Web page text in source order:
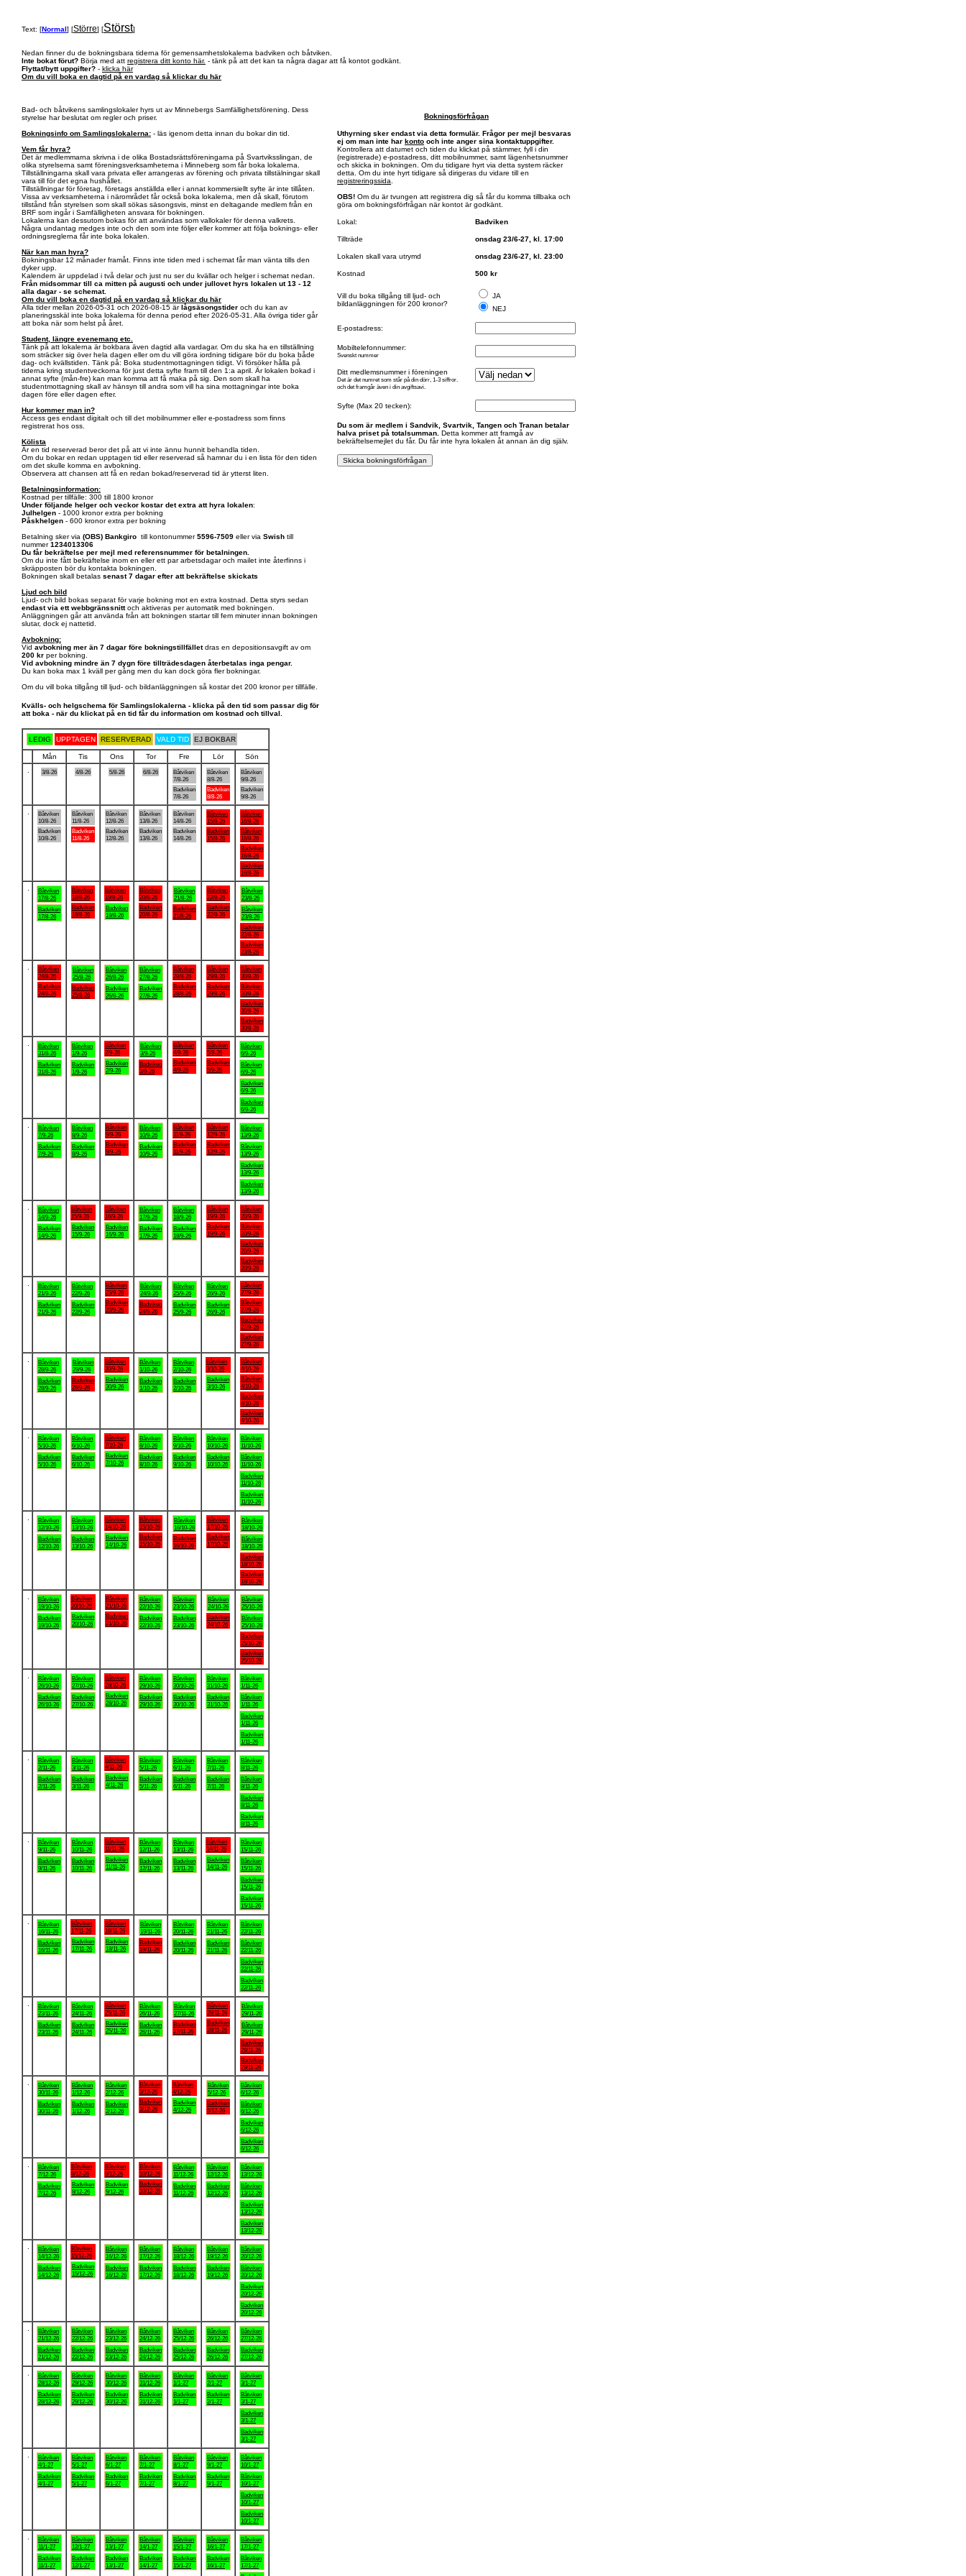
Text: [Normal] [Större] [Störst]
Nedan finner du de bokningsbara tiderna för gemensamhetslokalerna badviken och båtviken.
Inte bokat förut? Börja med att registrera ditt konto här. - tänk på att det kan ta några dagar att få kontot godkänt.
Flyttat/bytt uppgifter? - klicka här
Om du vill boka en dagtid på en vardag så klickar du här
Bad- och båtvikens samlingslokaler hyrs ut av Minnebergs Samfällighetsförening. Dess
styrelse har beslutat om regler och priser.
Bokningsinfo om Samlingslokalerna: - läs igenom detta innan du bokar din tid.
Vem får hyra?
Det är medlemmarna skrivna i de olika Bostadsrättsföreningarna på Svartviksslingan, de
olika styrelserna samt föreningsverksamheterna i Minneberg som får boka lokalerna.
Tillställningarna skall vara privata eller arrangeras av förening och privata tillstälningar skall
vara till för det egna hushållet.
Tillställningar för företag, företags anställda eller i annat kommersiellt syfte är inte tillåten.
Vissa av verksamheterna i närområdet får också boka lokalerna, men då skall, förutom
tillstånd från styrelsen som skall sökas säsongsvis, minst en deltagande medlem från en
BRF som ingår i Samfälligheten ansvara för bokningen.
Lokalerna kan dessutom bokas för att användas som vallokaler för denna valkrets.
Några undantag medges inte och den som inte följer eller kommer att följa boknings- eller
ordningsreglerna får inte boka lokalen.
När kan man hyra?
Bokningsbar 12 månader framåt. Finns inte tiden med i schemat får man vänta tills den
dyker upp.
Kalendern är uppdelad i två delar och just nu ser du kvällar och helger i schemat nedan.
Från midsommar till ca mitten på augusti och under jullovet hyrs lokalen ut 13 - 12
alla dagar - se schemat.
Om du vill boka en dagtid på en vardag så klickar du här
Alla tider mellan 2026-05-31 och 2026-08-15 ärlågsäsongstider och du kan av
planeringsskäl inte boka lokalerna för denna period efter 2026-05-31. Alla övriga tider går
att boka när som helst på året.
Student, längre evenemang etc.
Tänk på att lokalerna är bokbara även dagtid alla vardagar. Om du ska ha en tillställning
som sträcker sig över hela dagen eller om du vill göra iordning tidigare bör du boka både
dag- och kvällstiden. Tänk på: Boka studentmottagningen tidigt. Vi försöker hålla på
tiderna kring studentveckorna för just detta syfte fram till den 1:a april. Är lokalen bokad i
annat syfte (mån-fre) kan man komma att få maka på sig. Den som skall ha
studentmottagning skall av hänsyn till andra som vill ha sina mottagningar inte boka
dagen före eller dagen efter.
Hur kommer man in?
Access ges endast digitalt och till det mobilnummer eller e-postadress som finns
registrerat hos oss.
Kölista
Är en tid reserverad beror det på att vi inte ännu hunnit behandla tiden.
Om du bokar en redan upptagen tid eller reserverad så hamnar du i en lista för den tiden
om det skulle komma en avbokning.
Observera att chansen att få en redan bokad/reserverad tid är ytterst liten.
Betalningsinformation:
Kostnad per tillfälle: 300 till 1800 kronor
Under följande helger och veckor kostar det extra att hyra lokalen:
Julhelgen - 1000 kronor extra per bokning
Påskhelgen - 600 kronor extra per bokning
Betalning sker via (OBS) Bankgiro till kontonummer5596-7509 eller via Swish till
nummer1234013306
Du får bekräftelse per mejl med referensnummer för betalningen.
Om du inte fått bekräftelse inom en eller ett par arbetsdagar och mailet inte återfinns i
skräpposten bör du kontakta bokningen.
Bokningen skall betalas senast 7 dagar efter att bekräftelse skickats
Ljud och bild
Ljud- och bild bokas separat för varje bokning mot en extra kostnad. Detta styrs sedan
endast via ett webbgränssnittoch aktiveras per automatik med bokningen.
Anläggningen går att använda från att bokningen startar till fem minuter innan bokningen
slutar, dock ej nattetid.
Avbokning:
Vid avbokning mer än 7 dagar före bokningstillfälletdras en depositionsavgift av om
200 kr per bokning.
Vid avbokning mindre än 7 dygn före tillträdesdagen återbetalas inga pengar.
Du kan boka max 1 kväll per gång men du kan dock göra fler bokningar.
Om du vill boka tillgång till ljud- och bildanläggningen så kostar det 200 kronor per tillfälle.
Bokningsförfrågan
Uthyrning sker endast via detta formulär. Frågor per mejl besvaras
ej om man inte har konto och inte anger sina kontaktuppgifter.
Kontrollera att datumet och tiden du klickat på stämmer, fyll i din
(registrerade) e-postadress, ditt mobilnummer, samt lägenhetsnummer
och skicka in bokningen. Om du tidigare hyrt via detta system räcker
detta. Om du inte hyrt tidigare så dirigeras du vidare till en
registreringssida
OBS! Om du är tvungen att registrera dig så får du komma tillbaka och
göra om bokningsförfrågan när kontot är godkänt.
Lokal: Badviken
Tillträde onsdag 23/6-27, kl. 17:00
Lokalen skall vara utrymd onsdag 23/6-27, kl. 23:00
Kostnad 500 kr
Vill du boka tillgång till ljud- och
bildanläggningen för 200 kronor?
JA
NEJ
E-postadress:
Mobiltelefonnummer:
Svenskt nummer
Ditt medlemsnummer i föreningen
Det är det numret som står på din dörr, 1-3 siffror.
och det framgår även i din avgiftsavi.
Syfte (Max 20 tecken):
Du som är medlem i Sandvik, Svartvik, Tangen och Tranan betalar
halva priset på totalsumman. Detta kommer att framgå av
bekräftelsemejlet du får. Du får inte hyra lokalen åt annan än dig själv.
Kvälls- och helgschema för Samlingslokalerna - klicka på den tid som passar dig för
att boka - när du klickat på en tid får du information om kostnad och tillval.
LEDIG UPPTAGEN RESERVERAD VALD TID EJ BOKBAR
Mån Tis Ons Tor Fre Lör
Sön
3/8-26 4/8-26 5/8-26 6/8-26
Båtviken
7/8-26
Badviken
7/8-26
Båtviken
8/8-26
Badviken
8/8-26
Båtviken
9/8-26
Badviken
9/8-26
Båtviken
10/8-26
Badviken
10/8-26
Båtviken
11/8-26
Badviken
11/8-26
Båtviken
12/8-26
Badviken
12/8-26
Båtviken
13/8-26
Badviken
13/8-26
Båtviken
14/8-26
Badviken
14/8-26
Båtviken
15/8-26
Badviken
15/8-26
Båtviken
16/8-26
Båtviken
16/8-26
Badviken
16/8-26
Badviken
16/8-26
Båtviken
17/8-26
Badviken
17/8-26
Båtviken
18/8-26
Badviken
18/8-26
Båtviken
19/8-26
Badviken
19/8-26
Båtviken
20/8-26
Badviken
20/8-26
Båtviken
21/8-26
Badviken
21/8-26
Båtviken
22/8-26
Badviken
22/8-26
Båtviken
23/8-26
Båtviken
23/8-26
Badviken
23/8-26
Badviken
23/8-26
Båtviken
24/8-26
Badviken
24/8-26
Båtviken
25/8-26
Badviken
25/8-26
Båtviken
26/8-26
Badviken
26/8-26
Båtviken
27/8-26
Badviken
27/8-26
Båtviken
28/8-26
Badviken
28/8-26
Båtviken
29/8-26
Badviken
29/8-26
Båtviken
30/8-26
Båtviken
30/8-26
Badviken
30/8-26
Badviken
30/8-26
Båtviken
31/8-26
Badviken
31/8-26
Båtviken
1/9-26
Badviken
1/9-26
Båtviken
2/9-26
Badviken
2/9-26
Båtviken
3/9-26
Badviken
3/9-26
Båtviken
4/9-26
Badviken
4/9-26
Båtviken
5/9-26
Badviken
5/9-26
Båtviken
6/9-26
Båtviken
6/9-26
Badviken
6/9-26
Badviken
6/9-26
Båtviken
7/9-26
Badviken
7/9-26
Båtviken
8/9-26
Badviken
8/9-26
Båtviken
9/9-26
Badviken
9/9-26
Båtviken
10/9-26
Badviken
10/9-26
Båtviken
11/9-26
Badviken
11/9-26
Båtviken
12/9-26
Badviken
12/9-26
Båtviken
13/9-26
Båtviken
13/9-26
Badviken
13/9-26
Badviken
13/9-26
Båtviken
14/9-26
Badviken
14/9-26
Båtviken
15/9-26
Badviken
15/9-26
Båtviken
16/9-26
Badviken
16/9-26
Båtviken
17/9-26
Badviken
17/9-26
Båtviken
18/9-26
Badviken
18/9-26
Båtviken
19/9-26
Badviken
19/9-26
Båtviken
20/9-26
Båtviken
20/9-26
Badviken
20/9-26
Badviken
20/9-26
Båtviken
21/9-26
Badviken
21/9-26
Båtviken
22/9-26
Badviken
22/9-26
Båtviken
23/9-26
Badviken
23/9-26
Båtviken
24/9-26
Badviken
24/9-26
Båtviken
25/9-26
Badviken
25/9-26
Båtviken
26/9-26
Badviken
26/9-26
Båtviken
27/9-26
Båtviken
27/9-26
Badviken
27/9-26
Badviken
27/9-26
Båtviken
28/9-26
Badviken
28/9-26
Båtviken
29/9-26
Badviken
29/9-26
Båtviken
30/9-26
Badviken
30/9-26
Båtviken
1/10-26
Badviken
1/10-26
Båtviken
2/10-26
Badviken
2/10-26
Båtviken
3/10-26
Badviken
3/10-26
Båtviken
4/10-26
Båtviken
4/10-26
Badviken
4/10-26
Badviken
4/10-26
Båtviken
5/10-26
Badviken
5/10-26
Båtviken
6/10-26
Badviken
6/10-26
Båtviken
7/10-26
Badviken
7/10-26
Båtviken
8/10-26
Badviken
8/10-26
Båtviken
9/10-26
Badviken
9/10-26
Båtviken
10/10-26
Badviken
10/10-26
Båtviken
11/10-26
Båtviken
11/10-26
Badviken
11/10-26
Badviken
11/10-26
Båtviken
12/10-26
Badviken
12/10-26
Båtviken
13/10-26
Badviken
13/10-26
Båtviken
14/10-26
Badviken
14/10-26
Båtviken
15/10-26
Badviken
15/10-26
Båtviken
16/10-26
Badviken
16/10-26
Båtviken
17/10-26
Badviken
17/10-26
Båtviken
18/10-26
Båtviken
18/10-26
Badviken
18/10-26
Badviken
18/10-26
Båtviken
19/10-26
Badviken
19/10-26
Båtviken
20/10-26
Badviken
20/10-26
Båtviken
21/10-26
Badviken
21/10-26
Båtviken
22/10-26
Badviken
22/10-26
Båtviken
23/10-26
Badviken
23/10-26
Båtviken
24/10-26
Badviken
24/10-26
Båtviken
25/10-26
Båtviken
25/10-26
Badviken
25/10-26
Badviken
25/10-26
Båtviken
26/10-26
Badviken
26/10-26
Båtviken
27/10-26
Badviken
27/10-26
Båtviken
28/10-26
Badviken
28/10-26
Båtviken
29/10-26
Badviken
29/10-26
Båtviken
30/10-26
Badviken
30/10-26
Båtviken
31/10-26
Badviken
31/10-26
Båtviken
1/11-26
Båtviken
1/11-26
Badviken
1/11-26
Badviken
1/11-26
Båtviken
2/11-26
Badviken
2/11-26
Båtviken
3/11-26
Badviken
3/11-26
Båtviken
4/11-26
Badviken
4/11-26
Båtviken
5/11-26
Badviken
5/11-26
Båtviken
6/11-26
Badviken
6/11-26
Båtviken
7/11-26
Badviken
7/11-26
Båtviken
8/11-26
Båtviken
8/11-26
Badviken
8/11-26
Badviken
8/11-26
Båtviken
9/11-26
Badviken
9/11-26
Båtviken
10/11-26
Badviken
10/11-26
Båtviken
11/11-26
Badviken
11/11-26
Båtviken
12/11-26
Badviken
12/11-26
Båtviken
13/11-26
Badviken
13/11-26
Båtviken
14/11-26
Badviken
14/11-26
Båtviken
15/11-26
Båtviken
15/11-26
Badviken
15/11-26
Badviken
15/11-26
Båtviken
16/11-26
Badviken
16/11-26
Båtviken
17/11-26
Badviken
17/11-26
Båtviken
18/11-26
Badviken
18/11-26
Båtviken
19/11-26
Badviken
19/11-26
Båtviken
20/11-26
Badviken
20/11-26
Båtviken
21/11-26
Badviken
21/11-26
Båtviken
22/11-26
Båtviken
22/11-26
Badviken
22/11-26
Badviken
22/11-26
Båtviken
23/11-26
Badviken
23/11-26
Båtviken
24/11-26
Badviken
24/11-26
Båtviken
25/11-26
Badviken
25/11-26
Båtviken
26/11-26
Badviken
26/11-26
Båtviken
27/11-26
Badviken
27/11-26
Båtviken
28/11-26
Badviken
28/11-26
Båtviken
29/11-26
Båtviken
29/11-26
Badviken
29/11-26
Badviken
29/11-26
Båtviken
30/11-26
Badviken
30/11-26
Båtviken
1/12-26
Badviken
1/12-26
Båtviken
2/12-26
Badviken
2/12-26
Båtviken
3/12-26
Badviken
3/12-26
Båtviken
4/12-26
Badviken
4/12-26
Båtviken
5/12-26
Badviken
5/12-26
Båtviken
6/12-26
Båtviken
6/12-26
Badviken
6/12-26
Badviken
6/12-26
Båtviken
7/12-26
Badviken
7/12-26
Båtviken
8/12-26
Badviken
8/12-26
Båtviken
9/12-26
Badviken
9/12-26
Båtviken
10/12-26
Badviken
10/12-26
Båtviken
11/12-26
Badviken
11/12-26
Båtviken
12/12-26
Badviken
12/12-26
Båtviken
13/12-26
Båtviken
13/12-26
Badviken
13/12-26
Badviken
13/12-26
Båtviken
14/12-26
Badviken
14/12-26
Båtviken
15/12-26
Badviken
15/12-26
Båtviken
16/12-26
Badviken
16/12-26
Båtviken
17/12-26
Badviken
17/12-26
Båtviken
18/12-26
Badviken
18/12-26
Båtviken
19/12-26
Badviken
19/12-26
Båtviken
20/12-26
Båtviken
20/12-26
Badviken
20/12-26
Badviken
20/12-26
Båtviken
21/12-26
Badviken
21/12-26
Båtviken
22/12-26
Badviken
22/12-26
Båtviken
23/12-26
Badviken
23/12-26
Båtviken
24/12-26
Badviken
24/12-26
Båtviken
25/12-26
Badviken
25/12-26
Båtviken
26/12-26
Badviken
26/12-26
Båtviken
27/12-26
Badviken
27/12-26
Båtviken
28/12-26
Badviken
28/12-26
Båtviken
29/12-26
Badviken
29/12-26
Båtviken
30/12-26
Badviken
30/12-26
Båtviken
31/12-26
Badviken
31/12-26
Båtviken
1/1-27
Badviken
1/1-27
Båtviken
2/1-27
Badviken
2/1-27
Båtviken
3/1-27
Båtviken
3/1-27
Badviken
3/1-27
Badviken
3/1-27
Båtviken
4/1-27
Badviken
4/1-27
Båtviken
5/1-27
Badviken
5/1-27
Båtviken
6/1-27
Badviken
6/1-27
Båtviken
7/1-27
Badviken
7/1-27
Båtviken
8/1-27
Badviken
8/1-27
Båtviken
9/1-27
Badviken
9/1-27
Båtviken
10/1-27
Båtviken
10/1-27
Badviken
10/1-27
Badviken
10/1-27
Båtviken
11/1-27
Badviken
11/1-27
Båtviken
12/1-27
Badviken
12/1-27
Båtviken
13/1-27
Badviken
13/1-27
Båtviken
14/1-27
Badviken
14/1-27
Båtviken
15/1-27
Badviken
15/1-27
Båtviken
16/1-27
Badviken
16/1-27
Båtviken
17/1-27
Båtviken
17/1-27